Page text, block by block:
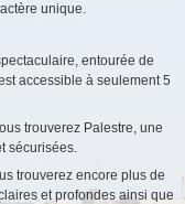
unique.
entourée de
accessible à seulement 5
trouverez Palestre, une
sécurisées.
trouverez encore plus de
et profondes ainsi que